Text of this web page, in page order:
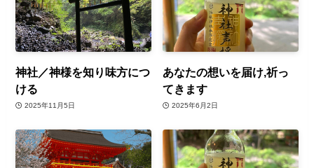
神社／神様を知り味方につ
ける
2025年11月5日
あなたの想いを届け,祈っ
てきます
2025年6月2日